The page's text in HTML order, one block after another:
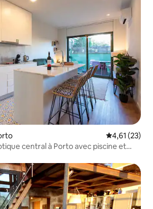
Évaluation
4,61 (23)
central à Porto avec piscine et